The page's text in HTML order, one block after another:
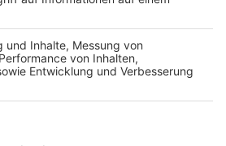
zu dem tödlichen Unfall von
im Moment, ob Alkohol eine
Ein 29-Jähriger hatte bei
Verkehrsinsel die Kontrolle
Der Wagen überschlug sich
dem Auto